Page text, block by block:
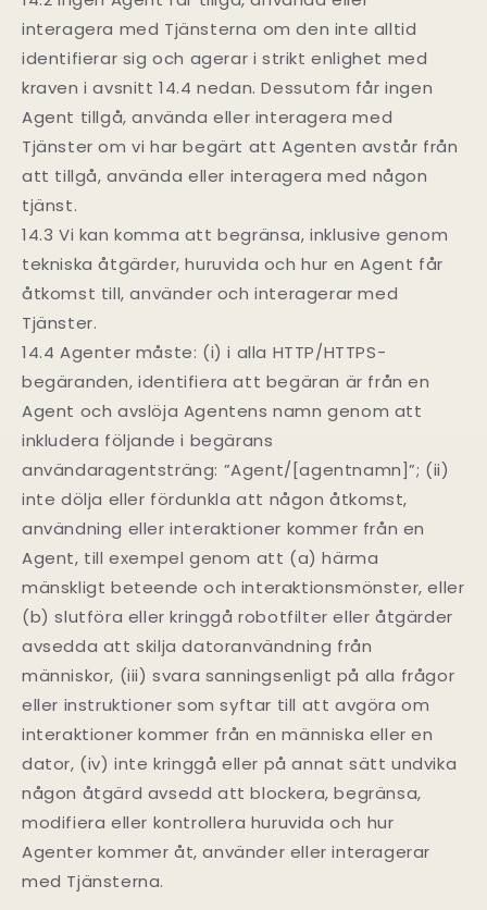
interagera med Tjänsterna om den inte alltid
identifierar sig och agerar i strikt enlighet med
kraven i avsnitt 14.4 nedan. Dessutom får ingen
Agent tillgå, använda eller interagera med
Tjänster om vi har begärt att Agenten avstår från
att tillgå, använda eller interagera med någon
tjänst.
14.3 Vi kan komma att begränsa, inklusive genom
tekniska åtgärder, huruvida och hur en Agent får
åtkomst till, använder och interagerar med
Tjänster.
14.4 Agenter måste: (i) i alla HTTP/HTTPS-
begäranden, identifiera att begäran är från en
Agent och avslöja Agentens namn genom att
inkludera följande i begärans
användaragentsträng: ”Agent/[agentnamn]”; (ii)
inte dölja eller fördunkla att någon åtkomst,
användning eller interaktioner kommer från en
Agent, till exempel genom att (a) härma
mänskligt beteende och interaktionsmönster, eller
(b) slutföra eller kringgå robotfilter eller åtgärder
avsedda att skilja datoranvändning från
människor, (iii) svara sanningsenligt på alla frågor
eller instruktioner som syftar till att avgöra om
interaktioner kommer från en människa eller en
dator, (iv) inte kringgå eller på annat sätt undvika
någon åtgärd avsedd att blockera, begränsa,
modifiera eller kontrollera huruvida och hur
Agenter kommer åt, använder eller interagerar
med Tjänsterna.